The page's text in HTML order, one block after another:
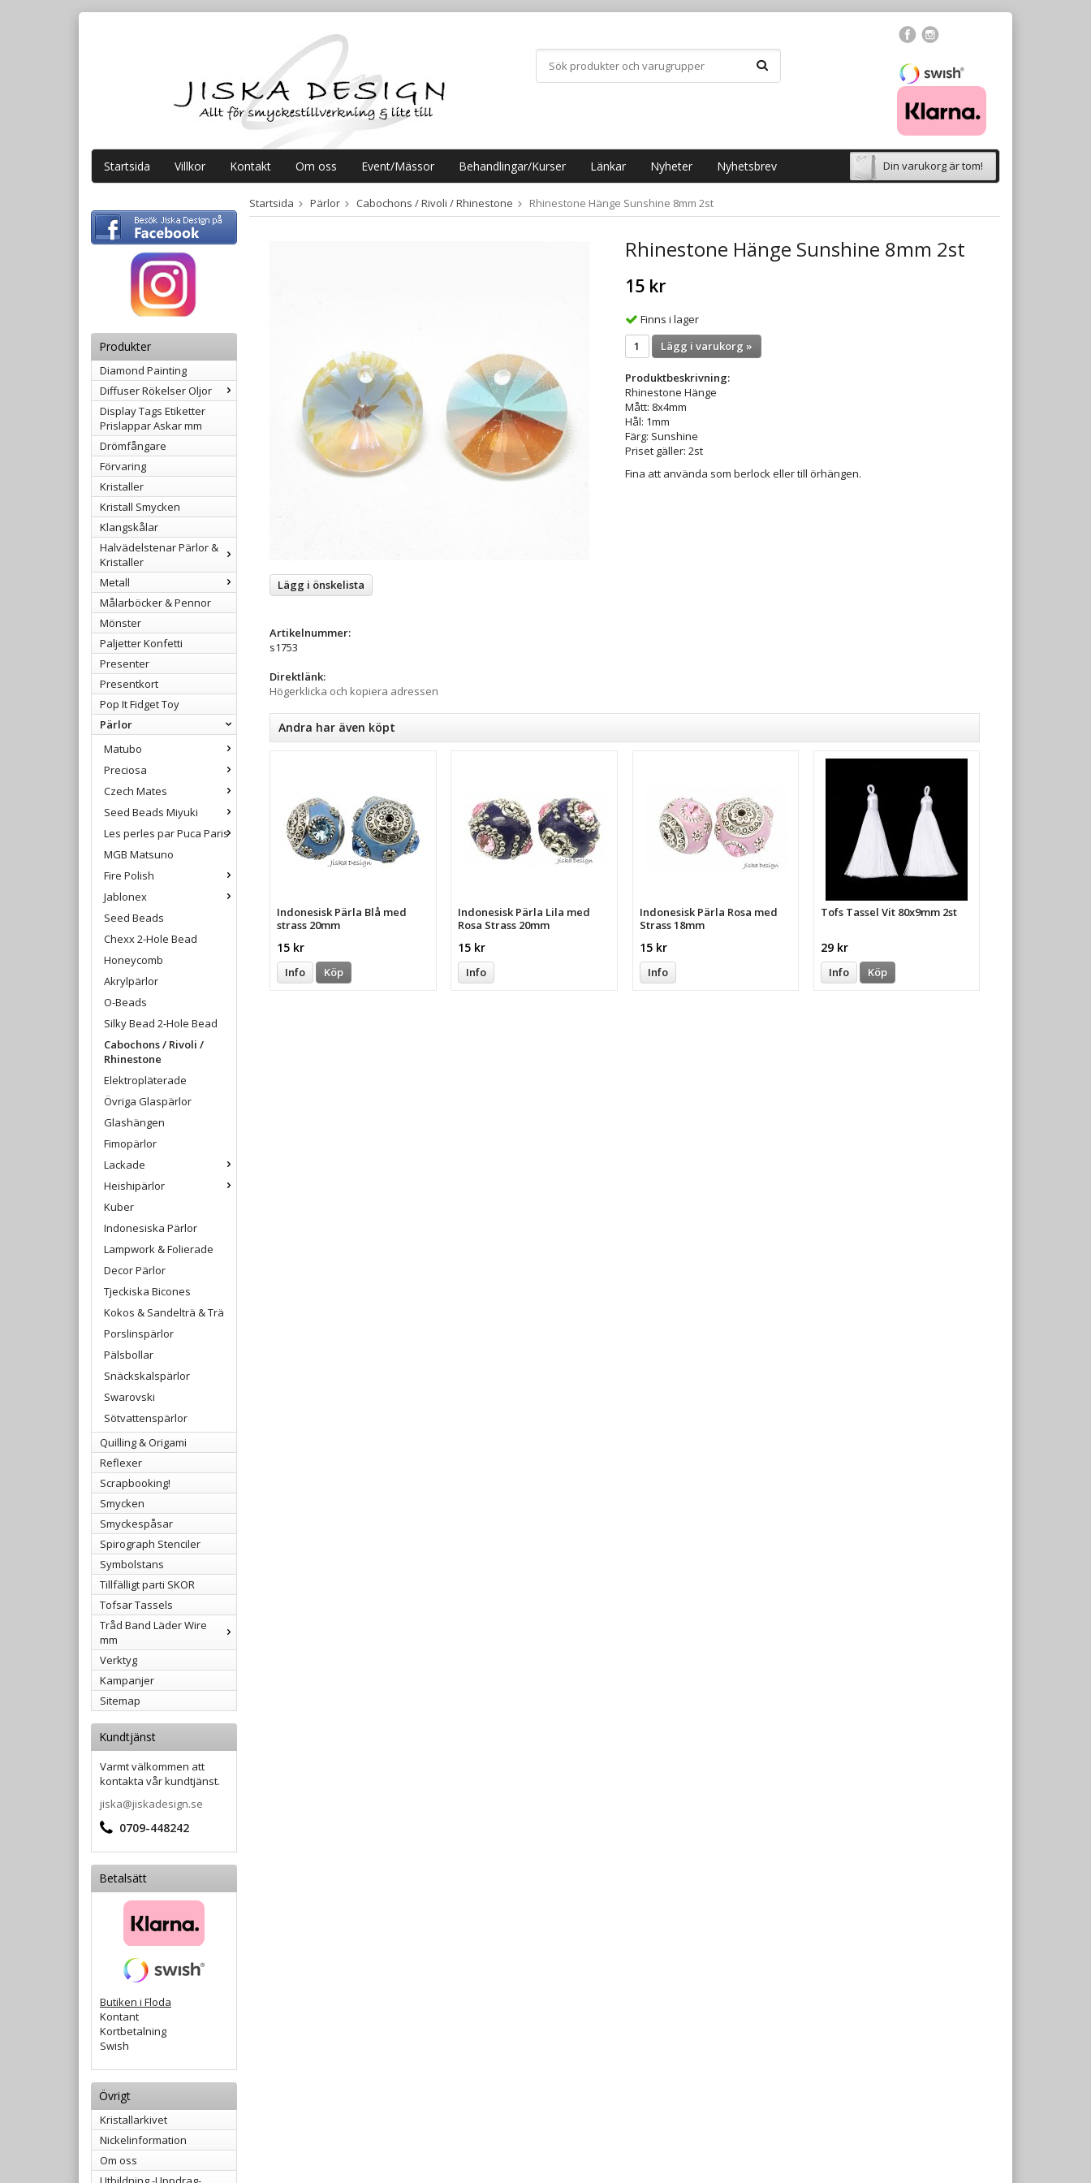
Startsida Villkor Kontakt Om oss Event/Mässor Behandlingar/Kurser Länkar Nyheter Nyhetsbrev Din varukorg är tom!
Produkter
Diamond Painting
Diffuser Rökelser Oljor
Display Tags Etiketter
Prislappar Askar mm
Drömfångare
Förvaring
Kristaller
Kristall Smycken
Klangskålar
Halvädelstenar Pärlor &
Kristaller
Metall
Målarböcker & Pennor
Mönster
Paljetter Konfetti
Presenter
Presentkort
Pop It Fidget Toy
Pärlor
Matubo
Preciosa
Czech Mates
Seed Beads Miyuki
Les perles par Puca Paris
MGB Matsuno
Fire Polish
Jablonex
Seed Beads
Chexx 2-Hole Bead
Honeycomb
Akrylpärlor
O-Beads
Silky Bead 2-Hole Bead
Cabochons / Rivoli /
Rhinestone
Elektropläterade
Övriga Glaspärlor
Glashängen
Fimopärlor
Lackade
Heishipärlor
Kuber
Indonesiska Pärlor
Lampwork & Folierade
Decor Pärlor
Tjeckiska Bicones
Kokos & Sandelträ & Trä
Porslinspärlor
Pälsbollar
Snäckskalspärlor
Swarovski
Sötvattenspärlor
Quilling & Origami
Reflexer
Scrapbooking!
Smycken
Smyckespåsar
Spirograph Stenciler
Symbolstans
Tillfälligt parti SKOR
Tofsar Tassels
Tråd Band Läder Wire
mm
Verktyg
Kampanjer
Sitemap
Kundtjänst
Varmt välkommen att
kontakta vår kundtjänst.
jiska@jiskadesign.se
0709-448242
Betalsätt
Butiken i Floda
Kontant
Kortbetalning
Swish
Övrigt
Kristallarkivet
Nickelinformation
Om oss
Startsida Pärlor Cabochons / Rivoli / Rhinestone Rhinestone Hänge Sunshine 8mm 2st
Rhinestone Hänge Sunshine 8mm 2st
15 kr
Finns i lager
Lägg i varukorg »
Produktbeskrivning:
Rhinestone Hänge
Mått: 8x4mm
Hål: 1mm
Färg: Sunshine
Priset gäller: 2st
Fina att använda som berlock eller till örhängen.
Lägg i önskelista
Artikelnummer:
s1753
Direktlänk:
Högerklicka och kopiera adressen
Andra har även köpt
Indonesisk Pärla Blå med
strass 20mm
15 kr
Info Köp
Indonesisk Pärla Lila med
Rosa Strass 20mm
15 kr
Info
Indonesisk Pärla Rosa med
Strass 18mm
15 kr
Info
Tofs Tassel Vit 80x9mm 2st
29 kr
Info Köp